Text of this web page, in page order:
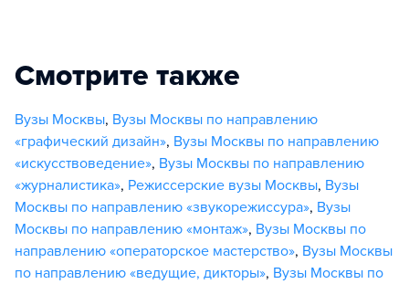
Смотрите также
Вузы Москвы, Вузы Москвы по направлению
«графический дизайн», Вузы Москвы по направлению
«искусствоведение», Вузы Москвы по направлению
«журналистика», Режиссерские вузы Москвы, Вузы
Москвы по направлению «звукорежиссура», Вузы
Москвы по направлению «монтаж», Вузы Москвы по
направлению «операторское мастерство», Вузы Москвы
по направлению «ведущие, дикторы», Вузы Москвы по